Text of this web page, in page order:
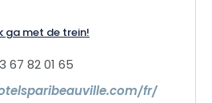
ga met de trein!
67 82 01 65
fr/